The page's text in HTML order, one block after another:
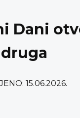
Dani
15.06.2026.